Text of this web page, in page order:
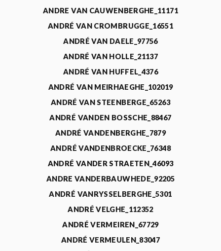
ANDRE VAN CAUWENBERGHE_11171
ANDRÉ VAN CROMBRUGGE_16551
ANDRÉ VAN DAELE_97756
ANDRÉ VAN HOLLE_21137
ANDRÉ VAN HUFFEL_4376
ANDRÉ VAN MEIRHAEGHE_102019
ANDRÉ VAN STEENBERGE_65263
ANDRÉ VANDEN BOSSCHE_88467
ANDRÉ VANDENBERGHE_7879
ANDRÉ VANDENBROECKE_76348
ANDRÉ VANDER STRAETEN_46093
ANDRE VANDERBAUWHEDE_92205
ANDRÉ VANRYSSELBERGHE_5301
ANDRÉ VELGHE_112352
ANDRÉ VERMEIREN_67729
ANDRÉ VERMEULEN_83047